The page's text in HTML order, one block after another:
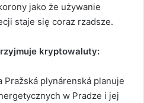
jako że używanie
staje się coraz rzadsze.
kryptowaluty:
plynárenská planuje
w Pradze i jej